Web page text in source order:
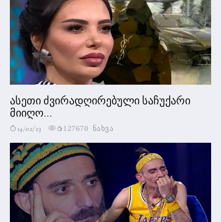
ასეთი ძვირადღირებული საჩუქარი
მიიღო...
14/02/23 127670 ნახვა